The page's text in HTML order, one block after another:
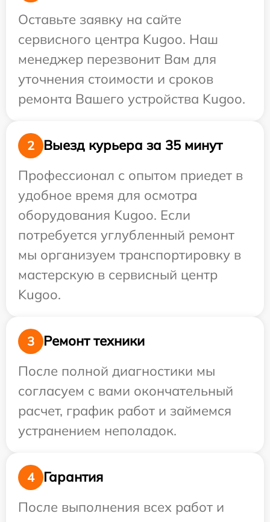
Оставьте заявку на сайте
сервисного центра Kugoo. Наш
менеджер перезвонит Вам для
уточнения стоимости и сроков
ремонта Вашего устройства Kugoo.
2
Выезд курьера за 35 минут
Профессионал с опытом приедет в
удобное время для осмотра
оборудования Kugoo. Если
потребуется углубленный ремонт
мы организуем транспортировку в
мастерскую в сервисный центр
Kugoo.
3
Ремонт техники
После полной диагностики мы
согласуем с вами окончательный
расчет, график работ и займемся
устранением неполадок.
4
Гарантия
После выполнения всех работ и